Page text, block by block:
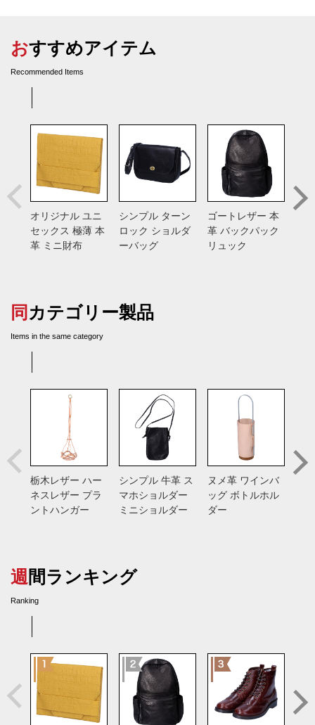
おすすめアイテム
Recommended Items
オリジナル ユニ
セックス 極薄 本
革 ミニ財布
シンプル ターン
ロック ショルダ
ーバッグ
ゴートレザー 本
革 バックパック
リュック
同カテゴリー製品
Items in the same category
栃木レザー ハー
ネスレザー プラ
ントハンガー
シンプル 牛革 ス
マホショルダー
ミニショルダー
ヌメ革 ワインバ
ッグ ボトルホル
ダー
週間ランキング
Ranking